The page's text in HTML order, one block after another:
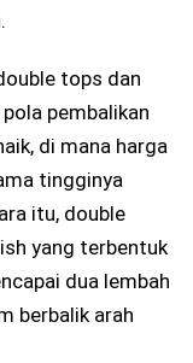
tops dan
pembalikan
di mana harga
tingginya
itu, double
yang terbentuk
dua lembah
berbalik arah